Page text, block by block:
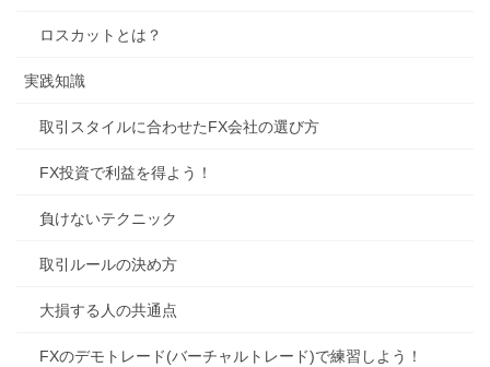
ロスカットとは？
実践知識
取引スタイルに合わせたFX会社の選び方
FX投資で利益を得よう！
負けないテクニック
取引ルールの決め方
大損する人の共通点
FXのデモトレード(バーチャルトレード)で練習しよう！